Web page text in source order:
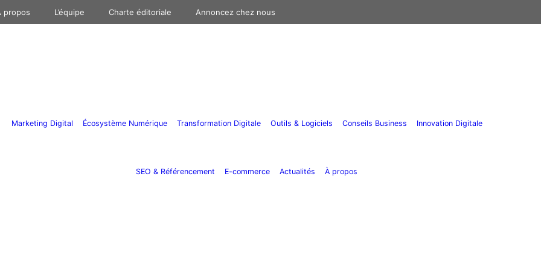
propos L’équipe Charte éditoriale Annoncez chez nous
Marketing Digital Écosystème Numérique Transformation Digitale Outils & Logiciels Conseils Business Innovation Digitale
SEO & Référencement E-commerce Actualités À propos